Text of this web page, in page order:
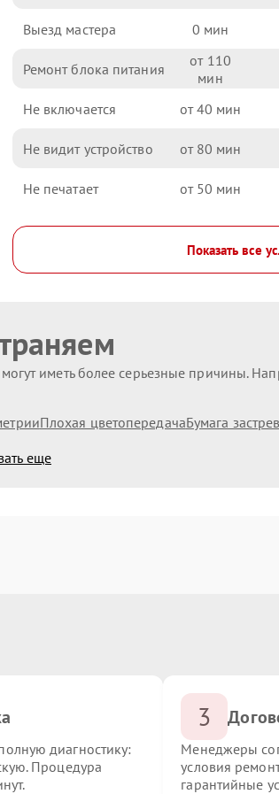
Выезд мастера 0
Ремонт блока питания 110
Не включается 40
Не видит устройство 80
Не печатает 50
Показать все
иметь более серьезные причины.
Плохая цветопередачаБумага
еще
диагностику:
Процедура
3
Менеджеры
условия
гарантийные